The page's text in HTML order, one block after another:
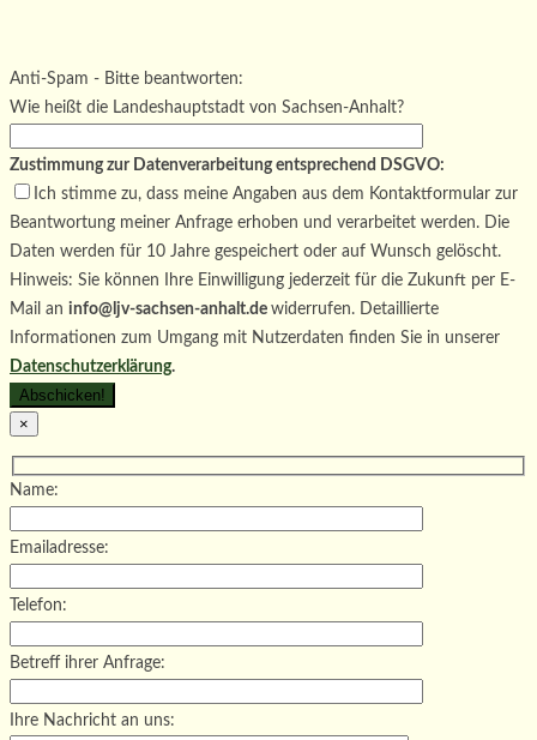
Bitte lasse dieses Feld leer.
Anti-Spam - Bitte beantworten:
Wie heißt die Landeshauptstadt von Sachsen-Anhalt?
Zustimmung zur Datenverarbeitung entsprechend DSGVO:
Ich stimme zu, dass meine Angaben aus dem Kontaktformular zur
Beantwortung meiner Anfrage erhoben und verarbeitet werden. Die
Daten werden für 10 Jahre gespeichert oder auf Wunsch gelöscht.
Hinweis: Sie können Ihre Einwilligung jederzeit für die Zukunft per E-
Mail an info@ljv-sachsen-anhalt.de widerrufen. Detaillierte
Informationen zum Umgang mit Nutzerdaten finden Sie in unserer
Datenschutzerklärung.
×
Name:
Emailadresse:
Telefon:
Betreff ihrer Anfrage:
Ihre Nachricht an uns: